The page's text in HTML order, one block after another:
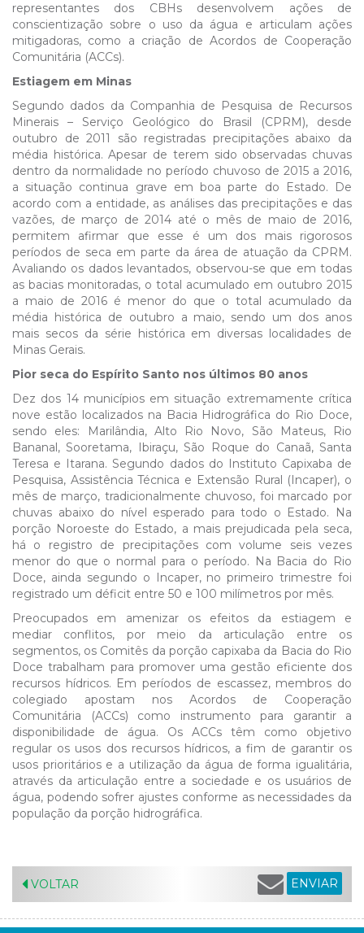
representantes dos CBHs desenvolvem ações de
conscientização sobre o uso da água e articulam ações
mitigadoras, como a criação de Acordos de Cooperação
Comunitária (ACCs).
Estiagem em Minas
Segundo dados da Companhia de Pesquisa de Recursos
Minerais – Serviço Geológico do Brasil (CPRM), desde
outubro de 2011 são registradas precipitações abaixo da
média histórica. Apesar de terem sido observadas chuvas
dentro da normalidade no período chuvoso de 2015 a 2016,
a situação continua grave em boa parte do Estado. De
acordo com a entidade, as análises das precipitações e das
vazões, de março de 2014 até o mês de maio de 2016,
permitem afirmar que esse é um dos mais rigorosos
períodos de seca em parte da área de atuação da CPRM.
Avaliando os dados levantados, observou-se que em todas
as bacias monitoradas, o total acumulado em outubro 2015
a maio de 2016 é menor do que o total acumulado da
média histórica de outubro a maio, sendo um dos anos
mais secos da série histórica em diversas localidades de
Minas Gerais.
Pior seca do Espírito Santo nos últimos 80 anos
Dez dos 14 municípios em situação extremamente crítica
nove estão localizados na Bacia Hidrográfica do Rio Doce,
sendo eles: Marilândia, Alto Rio Novo, São Mateus, Rio
Bananal, Sooretama, Ibiraçu, São Roque do Canaã, Santa
Teresa e Itarana. Segundo dados do Instituto Capixaba de
Pesquisa, Assistência Técnica e Extensão Rural (Incaper), o
mês de março, tradicionalmente chuvoso, foi marcado por
chuvas abaixo do nível esperado para todo o Estado. Na
porção Noroeste do Estado, a mais prejudicada pela seca,
há o registro de precipitações com volume seis vezes
menor do que o normal para o período. Na Bacia do Rio
Doce, ainda segundo o Incaper, no primeiro trimestre foi
registrado um déficit entre 50 e 100 milímetros por mês.
Preocupados em amenizar os efeitos da estiagem e
mediar conflitos, por meio da articulação entre os
segmentos, os Comitês da porção capixaba da Bacia do Rio
Doce trabalham para promover uma gestão eficiente dos
recursos hídricos. Em períodos de escassez, membros do
colegiado apostam nos Acordos de Cooperação
Comunitária (ACCs) como instrumento para garantir a
disponibilidade de água. Os ACCs têm como objetivo
regular os usos dos recursos hídricos, a fim de garantir os
usos prioritários e a utilização da água de forma igualitária,
através da articulação entre a sociedade e os usuários de
água, podendo sofrer ajustes conforme as necessidades da
população da porção hidrográfica.
VOLTAR ENVIAR